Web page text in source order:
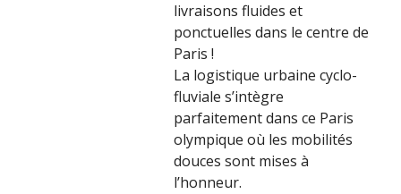
livraisons fluides et
ponctuelles dans le centre de
Paris !
La logistique urbaine cyclo-
fluviale s’intègre
parfaitement dans ce Paris
olympique où les mobilités
douces sont mises à
l’honneur.